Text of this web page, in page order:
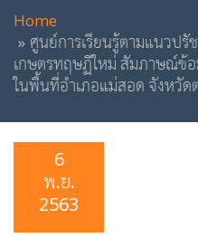
Home
ศูนย์การเรียนรู้ตามแนวป
เกษตรทฤษฏีใหม่ สัมภาษณ์ข้
ในพื้นที่อำเภอแม่สอด จังหวัด
6
พ.ย.
2563